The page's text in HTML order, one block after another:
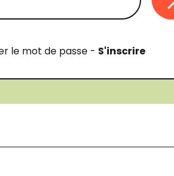
le mot de passe- S'inscrire